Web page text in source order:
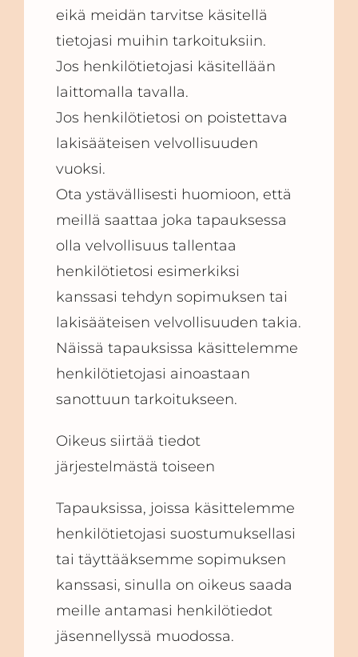
eikä meidän tarvitse käsitellä
tietojasi muihin tarkoituksiin.
Jos henkilötietojasi käsitellään
laittomalla tavalla.
Jos henkilötietosi on poistettava
lakisääteisen velvollisuuden
vuoksi.
Ota ystävällisesti huomioon, että
meillä saattaa joka tapauksessa
olla velvollisuus tallentaa
henkilötietosi esimerkiksi
kanssasi tehdyn sopimuksen tai
lakisääteisen velvollisuuden takia.
Näissä tapauksissa käsittelemme
henkilötietojasi ainoastaan
sanottuun tarkoitukseen.
Oikeus siirtää tiedot
järjestelmästä toiseen
Tapauksissa, joissa käsittelemme
henkilötietojasi suostumuksellasi
tai täyttääksemme sopimuksen
kanssasi, sinulla on oikeus saada
meille antamasi henkilötiedot
jäsennellyssä muodossa.